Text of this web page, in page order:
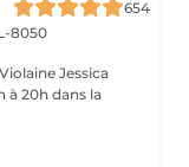
654
8050
Jessica
à 20h dans la